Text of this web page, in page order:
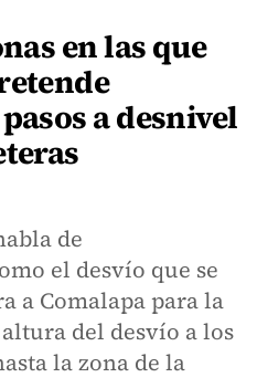
en las que
a desnivel
de
el desvío que se
a Comalapa para la
del desvío a los
la zona de la